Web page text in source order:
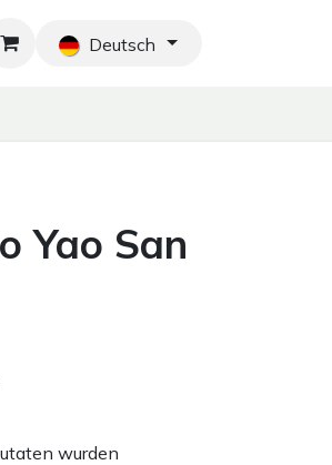
Home Shop
Deutsch
Yao San
wurden